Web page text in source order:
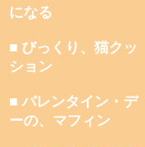
になる
■ びっくり、猫クッ
ション
■ バレンタイン・デ
ーの、マフィン